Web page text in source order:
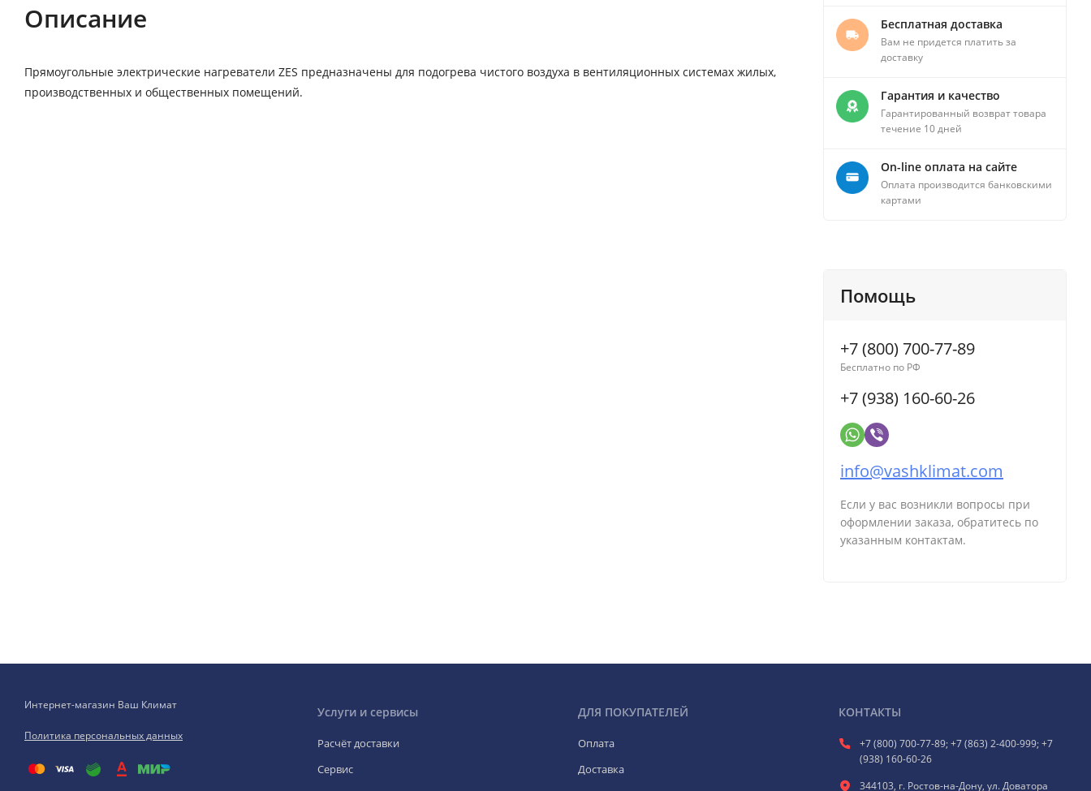
Описание
Прямоугольные электрические нагреватели ZES предназначены для подогрева чистого воздуха в вентиляционных системах жилых,
производственных и общественных помещений.
Бесплатная доставка
Вам не придется платить за
доставку
Гарантия и качество
Гарантированный возврат товара
течение 10 дней
On-line оплата на сайте
Оплата производится банковскими
картами
Помощь
+7 (800) 700-77-89
Бесплатно по РФ
+7 (938) 160-60-26
info@vashklimat.com
Если у вас возникли вопросы при
оформлении заказа, обратитесь по
указанным контактам.
Интернет-магазин Ваш Климат
Политика персональных данных
Услуги и сервисы
Расчёт доставки
Сервис
ДЛЯ ПОКУПАТЕЛЕЙ
Оплата
Доставка
КОНТАКТЫ
+7 (800) 700-77-89; +7 (863) 2-400-999; +7
(938) 160-60-26
344103, г. Ростов-на-Дону, ул. Доватора